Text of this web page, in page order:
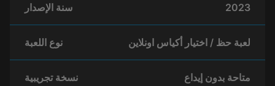
سنة الإصدار 2023
نوع اللعبة لعبة حظ / اختيار أكياس اونلاين
نسخة تجريبية متاحة بدون إيداع